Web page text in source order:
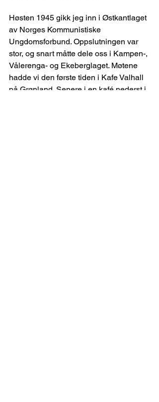
Høsten 1945 gikk jeg inn i Østkantlaget
av Norges Kommunistiske
Ungdomsforbund. Oppslutningen var
stor, og snart måtte dele oss i Kampen-,
Vålerenga- og Ekeberglaget. Møtene
hadde vi den første tiden i Kafe Valhall
på Grønland. Senere i en kafé nederst i